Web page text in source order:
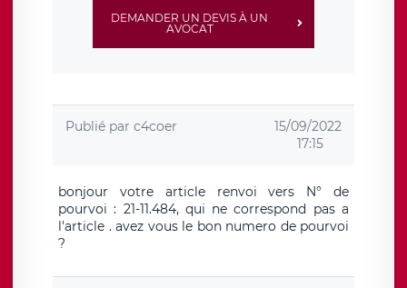
DEMANDER UN DEVIS À UN
AVOCAT
Publié par c4coer
15/09/2022
17:15
bonjour votre article renvoi vers N° de
pourvoi : 21-11.484, qui ne correspond pas a
l'article . avez vous le bon numero de pourvoi
?